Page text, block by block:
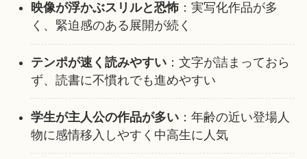
映像が浮かぶスリルと恐怖：実写化作品が多
く、緊迫感のある展開が続く
テンポが速く読みやすい：文字が詰まっておら
ず、読書に不慣れでも進めやすい
学生が主人公の作品が多い：年齢の近い登場人
物に感情移入しやすく中高生に人気